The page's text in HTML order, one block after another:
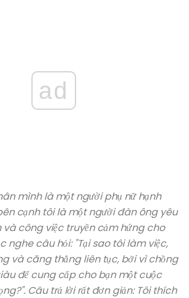
ad
mình là một người phụ nữ hạnh
cạnh tôi là một người đàn ông yêu
công việc truyền cảm hứng cho
nghe câu hỏi: "Tại sao tôi làm việc,
và căng thẳng liên tục, bởi vì chồng
để cung cấp cho bạn một cuộc
Câu trả lời rất đơn giản: Tôi thích